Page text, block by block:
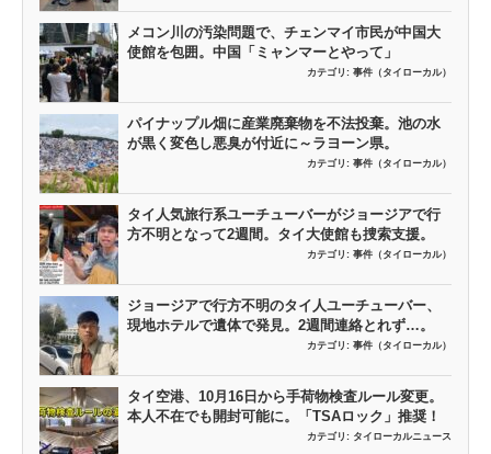
メコン川の汚染問題で、チェンマイ市民が中国大
使館を包囲。中国「ミャンマーとやって」
カテゴリ: 事件（タイローカル）
パイナップル畑に産業廃棄物を不法投棄。池の水
が黒く変色し悪臭が付近に～ラヨーン県。
カテゴリ: 事件（タイローカル）
タイ人気旅行系ユーチューバーがジョージアで行
方不明となって2週間。タイ大使館も捜索支援。
カテゴリ: 事件（タイローカル）
ジョージアで行方不明のタイ人ユーチューバー、
現地ホテルで遺体で発見。2週間連絡とれず…。
カテゴリ: 事件（タイローカル）
タイ空港、10月16日から手荷物検査ルール変更。
本人不在でも開封可能に。「TSAロック」推奨！
カテゴリ: タイローカルニュース